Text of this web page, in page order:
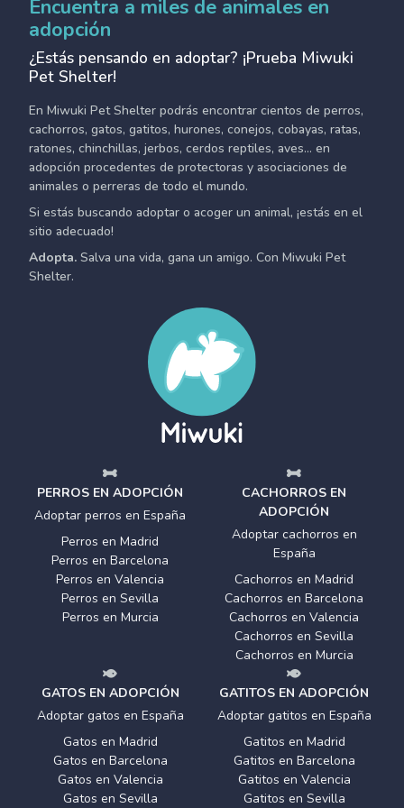
Encuentra a miles de animales en
adopción
¿Estás pensando en adoptar? ¡Prueba Miwuki
Pet Shelter!
En Miwuki Pet Shelter podrás encontrar cientos de perros,
cachorros, gatos, gatitos, hurones, conejos, cobayas, ratas,
ratones, chinchillas, jerbos, cerdos reptiles, aves... en
adopción procedentes de protectoras y asociaciones de
animales o perreras de todo el mundo.
Si estás buscando adoptar o acoger un animal, ¡estás en el
sitio adecuado!
Adopta. Salva una vida, gana un amigo. Con Miwuki Pet
Shelter.
PERROS EN ADOPCIÓN
Adoptar perros en España
Perros en Madrid
Perros en Barcelona
Perros en Valencia
Perros en Sevilla
Perros en Murcia
CACHORROS EN
ADOPCIÓN
Adoptar cachorros en
España
Cachorros en Madrid
Cachorros en Barcelona
Cachorros en Valencia
Cachorros en Sevilla
Cachorros en Murcia
GATOS EN ADOPCIÓN
Adoptar gatos en España
Gatos en Madrid
Gatos en Barcelona
Gatos en Valencia
Gatos en Sevilla
GATITOS EN ADOPCIÓN
Adoptar gatitos en España
Gatitos en Madrid
Gatitos en Barcelona
Gatitos en Valencia
Gatitos en Sevilla